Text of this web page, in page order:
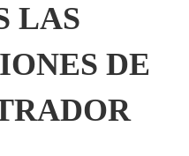
LAS
DE